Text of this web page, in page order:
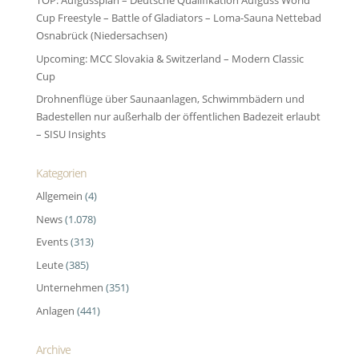
Cup Freestyle – Battle of Gladiators – Loma-Sauna Nettebad
Osnabrück (Niedersachsen)
Upcoming: MCC Slovakia & Switzerland – Modern Classic
Cup
Drohnenflüge über Saunaanlagen, Schwimmbädern und
Badestellen nur außerhalb der öffentlichen Badezeit erlaubt
– SISU Insights
Kategorien
Allgemein (4)
News(1.078)
Events(313)
Leute(385)
Unternehmen (351)
Anlagen (441)
Archive